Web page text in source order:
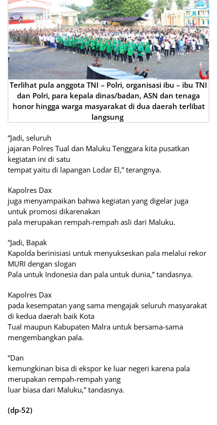
Terlihat pula anggota TNI – Polri, organisasi ibu – ibu TNI
dan Polri, para kepala dinas/badan, ASN dan tenaga
honor hingga warga masyarakat di dua daerah terlibat
langsung
“Jadi, seluruh
jajaran Polres Tual dan Maluku Tenggara kita pusatkan
kegiatan ini di satu
tempat yaitu di lapangan Lodar El,” terangnya.
Kapolres Dax
juga menyampaikan bahwa kegiatan yang digelar juga
untuk promosi dikarenakan
pala merupakan rempah-rempah asli dari Maluku.
“Jadi, Bapak
Kapolda berinisiasi untuk menyukseskan pala melalui rekor
MURI dengan slogan
Pala untuk Indonesia dan pala untuk dunia,” tandasnya.
Kapolres Dax
pada kesempatan yang sama mengajak seluruh masyarakat
di kedua daerah baik Kota
Tual maupun Kabupaten Malra untuk bersama-sama
mengembangkan pala.
“Dan
kemungkinan bisa di ekspor ke luar negeri karena pala
merupakan rempah-rempah yang
luar biasa dari Maluku,” tandasnya.
(dp-52)